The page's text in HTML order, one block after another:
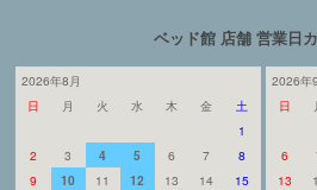
ベッド館 店舗 営業日
2026年8月
日
月 火 水 木 金
土
1
2
3 4 5 6 7
8
9
10 11 12 13 14
15
2026年
日
6
13